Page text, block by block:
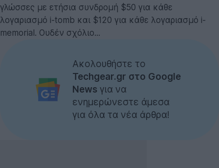
γλώσσες με ετήσια συνδρομή $50 για κάθε
λογαριασμό i-tomb και $120 για κάθε λογαριασμό i-
memorial. Ουδέν σχόλιο...
Ακολουθήστε το
Techgear.gr στο Google
News για να
ενημερώνεστε άμεσα
για όλα τα νέα άρθρα!